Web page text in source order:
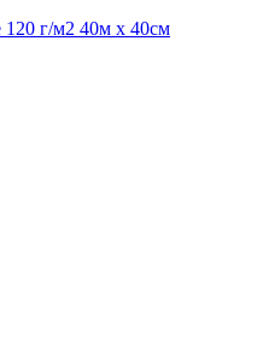
120 г/м2 40м х 40см